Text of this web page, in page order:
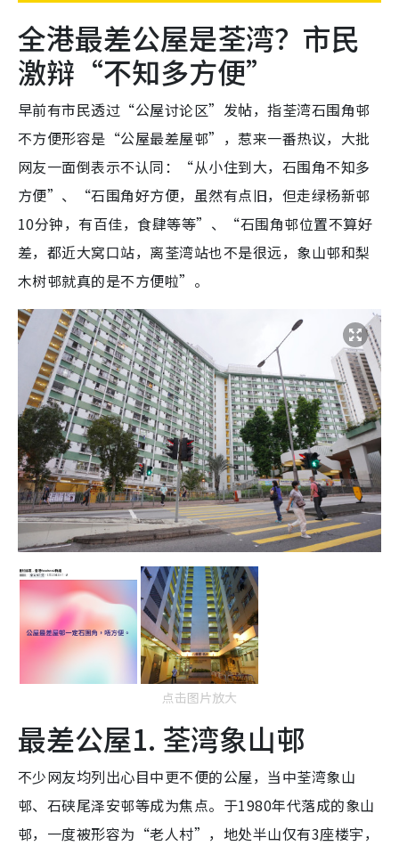
全港最差公屋是荃湾？市民
激辩“不知多方便”
早前有市民透过“公屋讨论区”发帖，指荃湾石围角邨
不方便形容是“公屋最差屋邨”，惹来一番热议，大批
网友一面倒表示不认同：“从小住到大，石围角不知多
方便”、“石围角好方便，虽然有点旧，但走绿杨新邨
10分钟，有百佳，食肆等等”、“石围角邨位置不算好
差，都近大窝口站，离荃湾站也不是很远，象山邨和梨
木树邨就真的是不方便啦”。
点击图片放大
最差公屋1. 荃湾象山邨
不少网友均列出心目中更不便的公屋，当中荃湾象山
邨、石硖尾泽安邨等成为焦点。于1980年代落成的象山
邨，一度被形容为“老人村”，地处半山仅有3座楼宇，